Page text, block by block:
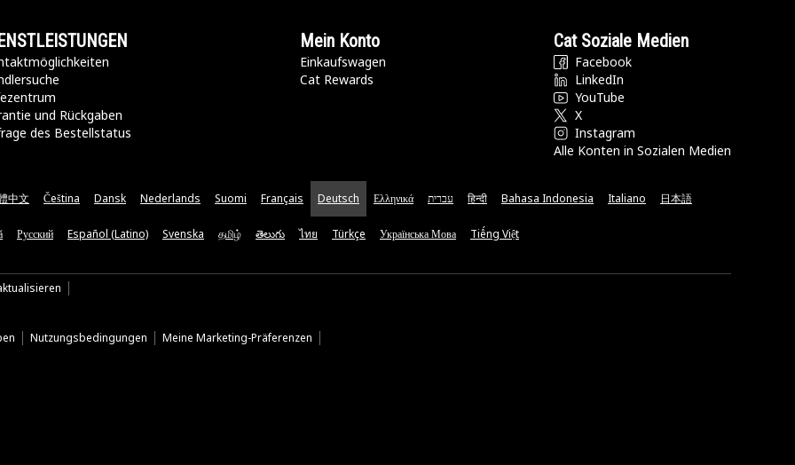
und Rückgaben
des Bestellstatus
Mein Konto
Einkaufswagen
Cat Rewards
Cat Soziale Medien
Facebook
LinkedIn
YouTube
X
Instagram
Alle Konten in Sozialen Medien
中文 Čeština Dansk Nederlands Suomi Français Deutsch Ελληνικά עברית हिन्दी Bahasa Indonesia Italiano 日本語
Русский Español (Latino) Svenska தமிழ் తెలుగు ไทย Türkçe Українська Мова Tiếng Việt
Nutzungsbedingungen Meine Marketing-Präferenzen